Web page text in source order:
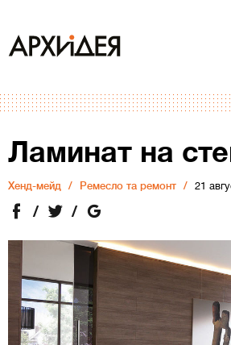
Ламинат на
Хенд-мейд Ремесло та ремонт 21